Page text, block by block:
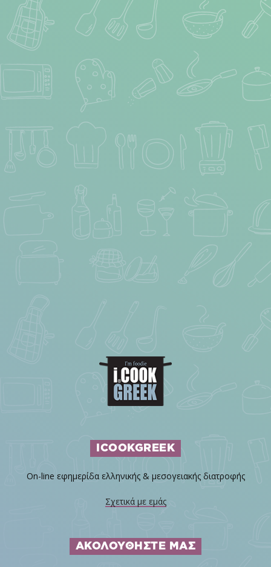
ICOOKGREEK
On-line εφημερίδα ελληνικής & μεσογειακής διατροφής
Σχετικά με εμάς
ΑΚΟΛΟΥΘΗΣΤΕ ΜΑΣ